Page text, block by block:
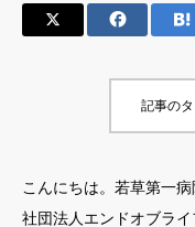
記事の
こんにちは。若草第一
社団法人エンドオブラ